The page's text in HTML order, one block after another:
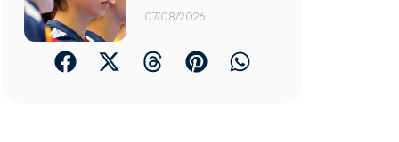
07/08/2026